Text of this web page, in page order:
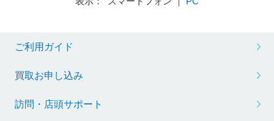
ご利用ガイド
買取お申し込み
訪問・店頭サポート